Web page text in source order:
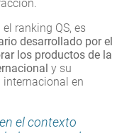
ranking QS, es
desarrollado por el
los productos de la
y su
internacional en
el contexto